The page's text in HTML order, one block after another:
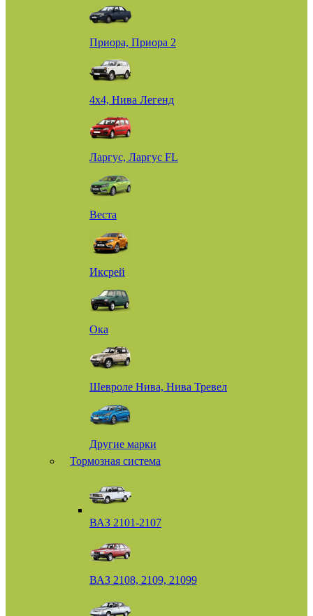
Приора, Приора 2
4х4, Нива Легенд
Ларгус, Ларгус FL
Веста
Иксрей
Ока
Шевроле Нива, Нива Тревел
Другие марки
Тормозная система
ВАЗ 2101-2107
ВАЗ 2108, 2109, 21099